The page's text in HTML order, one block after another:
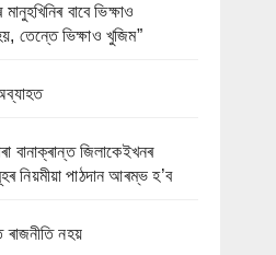
বাবে ভিক্ষাও
তেন্তে ভিক্ষাও খুজিম”
বানাক্ৰান্ত জিলাকেইখনৰ
নিয়মীয়া পাঠদান আৰম্ভ হ’ব
ৰাজনীতি নহয়